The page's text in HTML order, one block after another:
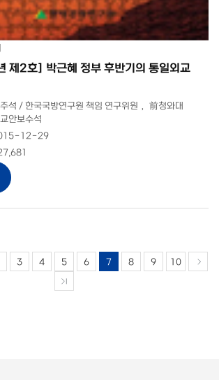
제2호] 박근혜 정부 후반기의 통일외교
석 / 한국국방연구원 책임 연구위원， 前청와대
안보수석
12-29
3 4 5 6 7 8 9 10